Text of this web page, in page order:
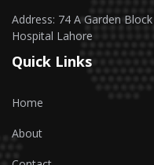
Address: 74 A Garden
Hospital Lahore
Quick Links
Home
About